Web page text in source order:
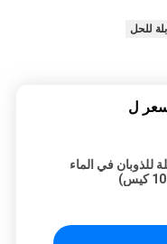
للحل
ل
للذوبان في الماء